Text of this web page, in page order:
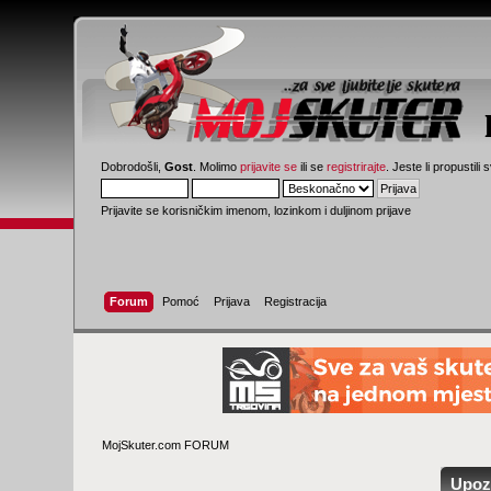
Dobrodošli,Gost . Molimoprijavite se ili seregistrirajte . Jeste li propustili
Prijavite se korisničkim imenom, lozinkom i duljinom prijave
Forum Pomoć Prijava Registracija
MojSkuter.com FORUM